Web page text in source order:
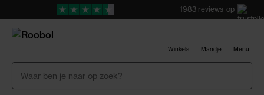
1983 reviews op
Winkels Mandje Menu